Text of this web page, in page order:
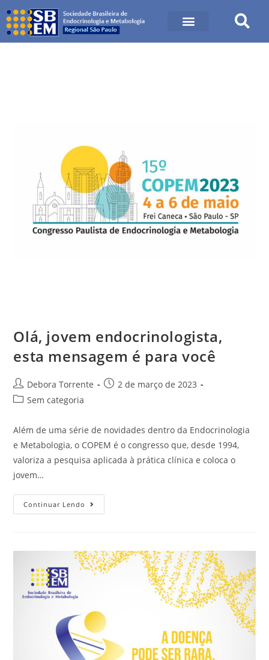
Olá, jovem endocrinologista,
esta mensagem é para você
Debora Torrente
2 de março de 2023
Sem categoria
Além de uma série de novidades dentro da Endocrinologia
e Metabologia, o COPEM é o congresso que, desde 1994,
valoriza a pesquisa aplicada à prática clínica e coloca o
jovem…
Continuar Lendo